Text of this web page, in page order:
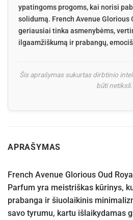
ypatingoms progoms, kai norisi
solidumą. French Avenue Glorious
geriausiai tinka asmenybėms,
ilgaamžiškumą ir prabangų,
Šis aprašymas sukurtas dirbtinio
būti netiksli.
APRAŠYMAS
French Avenue Glorious Oud
Parfum yra meistriškas kūrinys,
prabanga ir šiuolaikinis
savo tyrumu, kartu išlaikydamas